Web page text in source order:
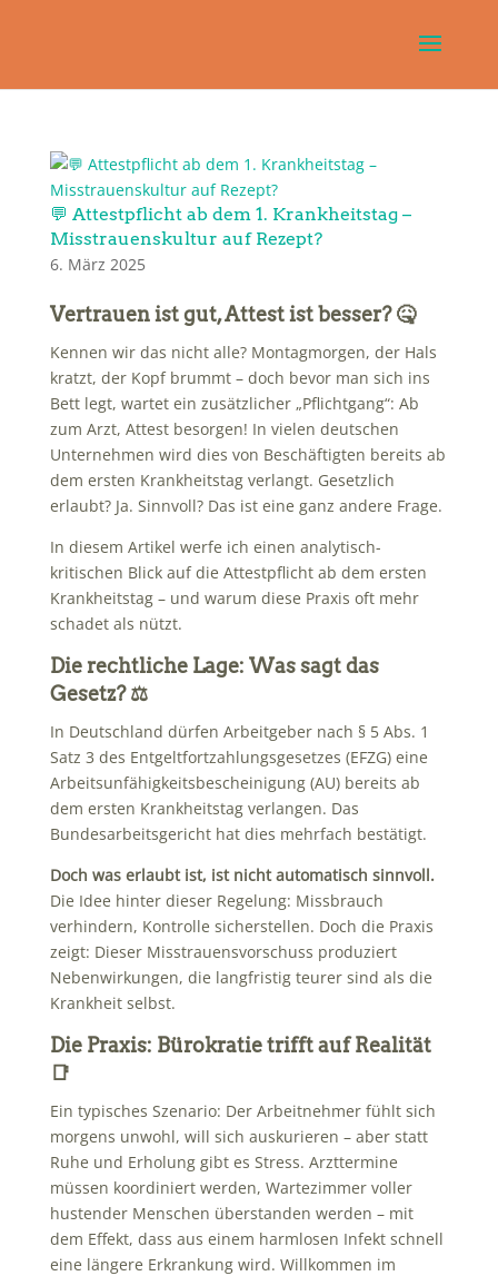
💬 Attestpflicht ab dem 1. Krankheitstag –
Misstrauenskultur auf Rezept?
6. März 2025
Vertrauen ist gut, Attest ist besser? 🤒
Kennen wir das nicht alle? Montagmorgen, der Hals
kratzt, der Kopf brummt – doch bevor man sich ins
Bett legt, wartet ein zusätzlicher „Pflichtgang“: Ab
zum Arzt, Attest besorgen! In vielen deutschen
Unternehmen wird dies von Beschäftigten bereits ab
dem ersten Krankheitstag verlangt. Gesetzlich
erlaubt? Ja. Sinnvoll? Das ist eine ganz andere Frage.
In diesem Artikel werfe ich einen analytisch-
kritischen Blick auf die Attestpflicht ab dem ersten
Krankheitstag – und warum diese Praxis oft mehr
schadet als nützt.
Die rechtliche Lage: Was sagt das
Gesetz? ⚖️
In Deutschland dürfen Arbeitgeber nach § 5 Abs. 1
Satz 3 des Entgeltfortzahlungsgesetzes (EFZG) eine
Arbeitsunfähigkeitsbescheinigung (AU) bereits ab
dem ersten Krankheitstag verlangen. Das
Bundesarbeitsgericht hat dies mehrfach bestätigt.
Doch was erlaubt ist, ist nicht automatisch sinnvoll.
Die Idee hinter dieser Regelung: Missbrauch
verhindern, Kontrolle sicherstellen. Doch die Praxis
zeigt: Dieser Misstrauensvorschuss produziert
Nebenwirkungen, die langfristig teurer sind als die
Krankheit selbst.
Die Praxis: Bürokratie trifft auf Realität
📑
Ein typisches Szenario: Der Arbeitnehmer fühlt sich
morgens unwohl, will sich auskurieren – aber statt
Ruhe und Erholung gibt es Stress. Arzttermine
müssen koordiniert werden, Wartezimmer voller
hustender Menschen überstanden werden – mit
dem Effekt, dass aus einem harmlosen Infekt schnell
eine längere Erkrankung wird. Willkommen im